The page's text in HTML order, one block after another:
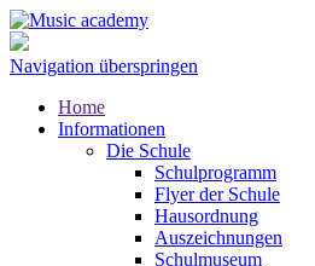
Navigation überspringen
Home
Informationen
Die Schule
Schulprogramm
Flyer der Schule
Hausordnung
Auszeichnungen
Schulmuseum